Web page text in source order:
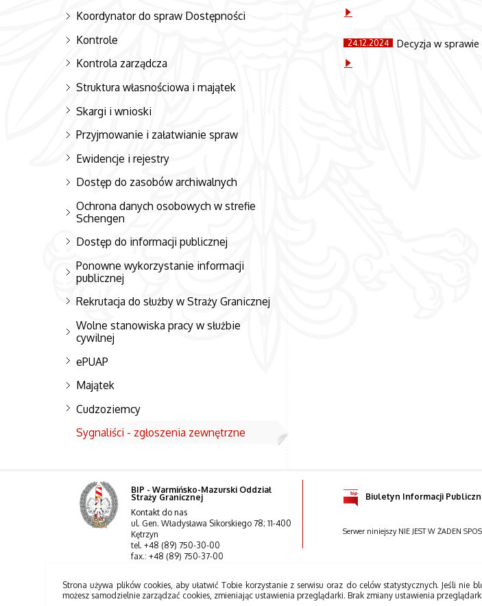
Koordynator do spraw Dostępności
Kontrole
Kontrola zarządcza
Struktura własnościowa i majątek
Skargi i wnioski
Przyjmowanie i załatwianie spraw
Ewidencje i rejestry
Dostęp do zasobów archiwalnych
Ochrona danych osobowych w strefie
Schengen
Dostęp do informacji publicznej
Ponowne wykorzystanie informacji
publicznej
Rekrutacja do służby w Straży Granicznej
Wolne stanowiska pracy w służbie
cywilnej
ePUAP
Majątek
Cudzoziemcy
Sygnaliści - zgłoszenia zewnętrzne
24.12.2024 Decyzja w
BIP - Warmińsko-Mazurski Oddział
Straży Granicznej
Kontakt do nas
ul. Gen. Władysława Sikorskiego 78; 11-400
Kętrzyn
tel. +48 (89) 750-30-00
fax.: +48 (89) 750-37-00
Biuletyn Informacji
Serwer niniejszy NIE JEST W ŻADEN
Strona używa plików cookies, aby ułatwić Tobie korzystanie z serwisu oraz do celów statystycznych. Jeśli
możesz samodzielnie zarządzać cookies, zmieniając ustawienia przeglądarki. Brak zmiany ustawienia